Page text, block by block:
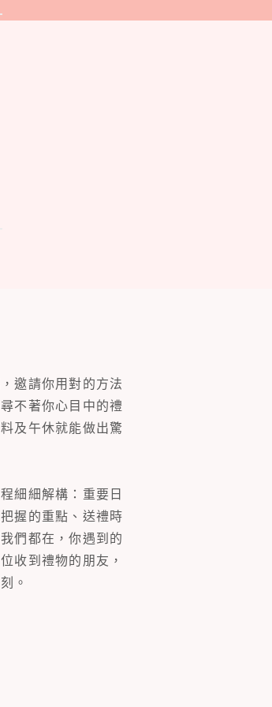
邀請你用對的方法
不著你心目中的禮
及午休就能做出驚
細細解構：重要日
握的重點、送禮時
們都在，你遇到的
收到禮物的朋友，
。